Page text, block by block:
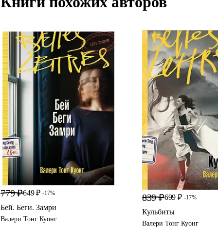
779 ₽649 ₽ -17%
Бей. Беги. Замри
Валери Тонг Куонг
839 ₽699 ₽ -17%
Кульбиты
Валери Тонг Куонг